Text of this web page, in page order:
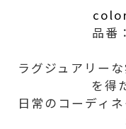
品番
ラグジュアリー
を得
日常のコーディ